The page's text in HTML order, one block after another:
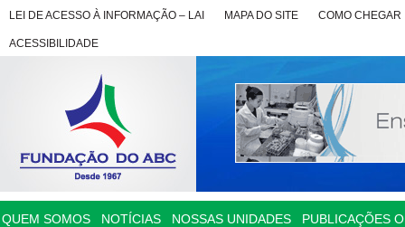
LEI DE ACESSO À INFORMAÇÃO – LAI MAPA DO SITE COMO CHEGAR
ACESSIBILIDADE
QUEM SOMOS NOTÍCIAS NOSSAS UNIDADES PUBLICAÇÕES